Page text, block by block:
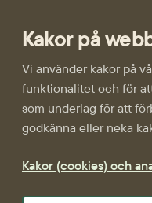
Kakor på
Vi använder kakor på
funktionalitet och för
som underlag för att
godkänna eller neka
Kakor (cookies) och